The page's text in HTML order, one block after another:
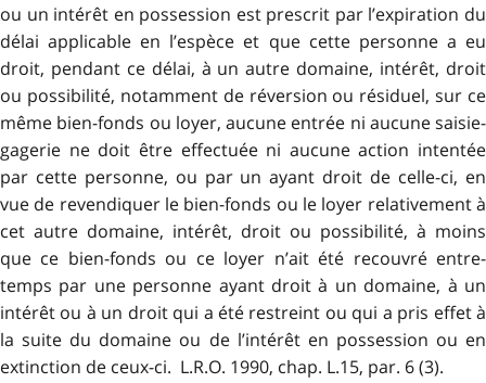
ou un intérêt en possession est prescrit par l’expiration du
délai applicable en l’espèce et que cette personne a eu
droit, pendant ce délai, à un autre domaine, intérêt, droit
ou possibilité, notamment de réversion ou résiduel, sur ce
même bien-fonds ou loyer, aucune entrée ni aucune saisie-
gagerie ne doit être effectuée ni aucune action intentée
par cette personne, ou par un ayant droit de celle-ci, en
vue de revendiquer le bien-fonds ou le loyer relativement à
cet autre domaine, intérêt, droit ou possibilité, à moins
que ce bien-fonds ou ce loyer n’ait été recouvré entre-
temps par une personne ayant droit à un domaine, à un
intérêt ou à un droit qui a été restreint ou qui a pris effet à
la suite du domaine ou de l’intérêt en possession ou en
extinction de ceux-ci. L.R.O. 1990, chap. L.15, par. 6 (3).